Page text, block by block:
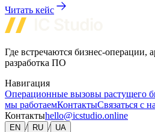
Читать кейс
Где встречаются бизнес-операции,
разработка ПО
Навигация
Операционные вызовы растущего
мы работаемКонтактыСвязаться с
Контактыhello@icstudio.online
EN / RU / UA